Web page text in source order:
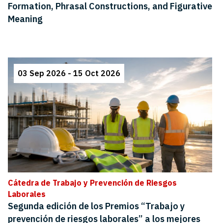
Formation, Phrasal Constructions, and Figurative
Meaning
03 Sep 2026 - 15 Oct 2026
Cátedra de Trabajo y Prevención de Riesgos
Laborales
Segunda edición de los Premios “Trabajo y
prevención de riesgos laborales” a los mejores